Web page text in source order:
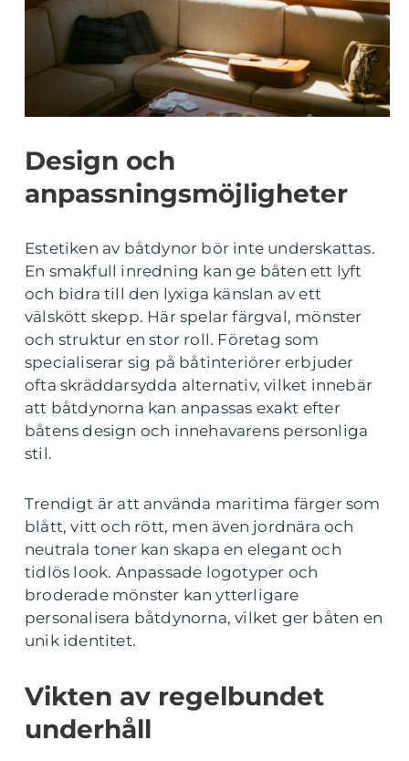
Design och
anpassningsmöjligheter
Estetiken av båtdynor bör inte underskattas.
En smakfull inredning kan ge båten ett lyft
och bidra till den lyxiga känslan av ett
välskött skepp. Här spelar färgval, mönster
och struktur en stor roll. Företag som
specialiserar sig på båtinteriörer erbjuder
ofta skräddarsydda alternativ, vilket innebär
att båtdynorna kan anpassas exakt efter
båtens design och innehavarens personliga
stil.
Trendigt är att använda maritima färger som
blått, vitt och rött, men även jordnära och
neutrala toner kan skapa en elegant och
tidlös look. Anpassade logotyper och
broderade mönster kan ytterligare
personalisera båtdynorna, vilket ger båten en
unik identitet.
Vikten av regelbundet
underhåll